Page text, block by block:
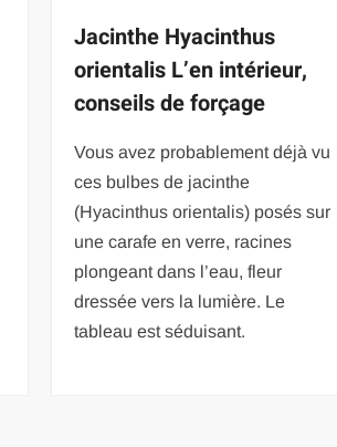
Jacinthe Hyacinthus
orientalis L’en intérieur,
conseils de forçage
Vous avez probablement déjà vu
ces bulbes de jacinthe
(Hyacinthus orientalis) posés sur
une carafe en verre, racines
plongeant dans l’eau, fleur
dressée vers la lumière. Le
tableau est séduisant.